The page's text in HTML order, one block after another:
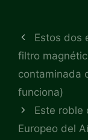
Estos dos
filtro
contaminada
funciona)
Este roble
Europeo del